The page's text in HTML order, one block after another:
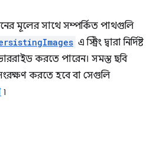
মূলের সাথে সম্পর্কিত পাথগুলি
এ স্ট্রিং দ্বারা নির্দিষ্ট
করতে পারেন। সমস্ত ছবি
করতে হবে বা সেগুলি
৷